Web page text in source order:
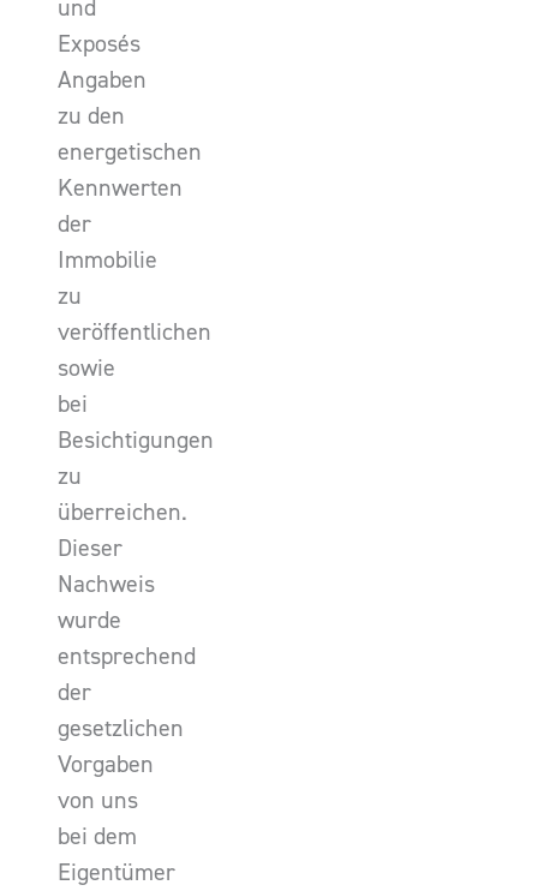
und
Exposés
Angaben
zu den
energetischen
Kennwerten
der
Immobilie
zu
veröffentlichen
sowie
bei
Besichtigungen
zu
überreichen.
Dieser
Nachweis
wurde
entsprechend
der
gesetzlichen
Vorgaben
von uns
bei dem
Eigentümer